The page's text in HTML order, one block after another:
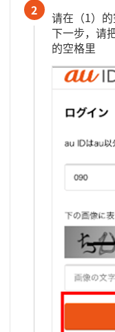
2
请在（1）
下一步，请
的空格里